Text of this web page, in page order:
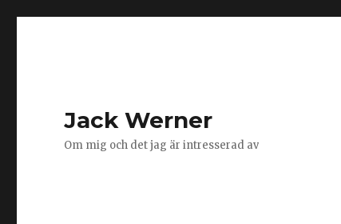
Jack Werner
Om mig och det jag är intresserad av